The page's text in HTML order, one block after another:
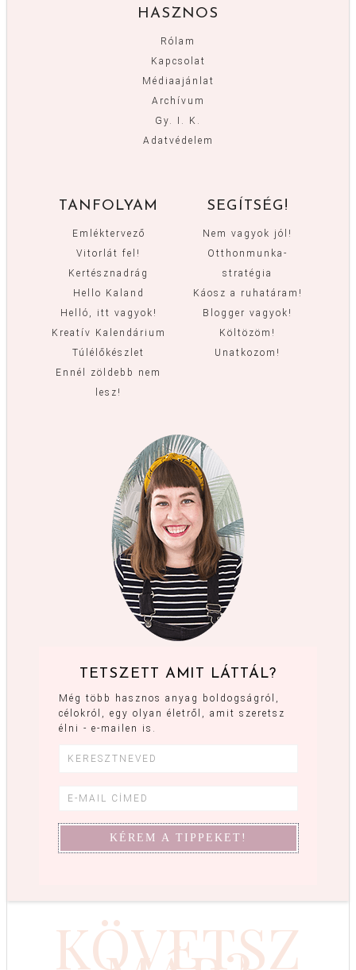
HASZNOS
Rólam
Kapcsolat
Médiaajánlat
Archívum
Gy. I. K.
Adatvédelem
TANFOLYAM
Emléktervező
Vitorlát fel!
Kertésznadrág
Hello Kaland
Helló, itt vagyok!
Kreatív Kalendárium
Túlélőkészlet
Ennél zöldebb nem
lesz!
SEGÍTSÉG!
Nem vagyok jól!
Otthonmunka-
stratégia
Káosz a ruhatáram!
Blogger vagyok!
Költözöm!
Unatkozom!
TETSZETT AMIT LÁTTÁL?
Még több hasznos anyag boldogságról,
célokról, egy olyan életről, amit szeretsz
élni - e-mailen is.
KÖVETSZ